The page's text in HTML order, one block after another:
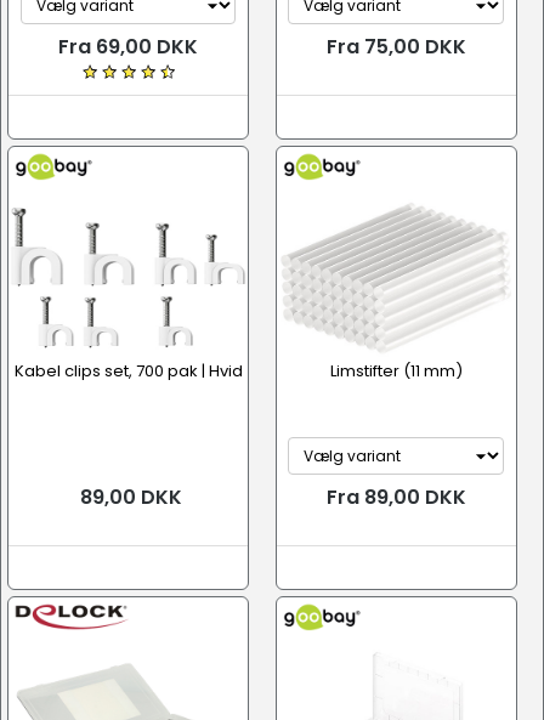
Fra 69,00 DKK Fra 75,00 DKK
Kabel clips set, 700 pak | Hvid
89,00 DKK
Limstifter (11 mm)
Fra 89,00 DKK